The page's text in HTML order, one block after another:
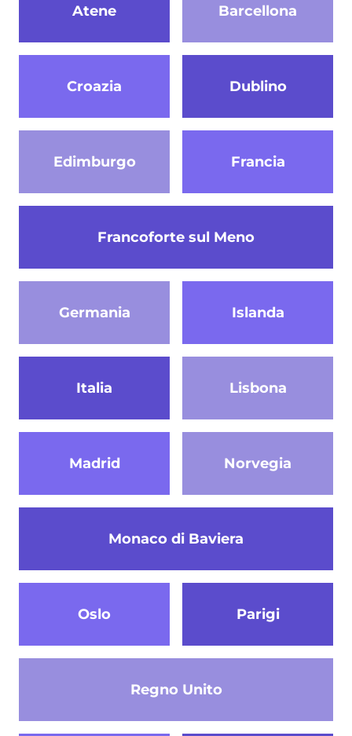
Atene Barcellona
Croazia Dublino
Edimburgo Francia
Francoforte sul Meno
Germania Islanda
Italia Lisbona
Madrid
Monaco di Baviera
Norvegia
Oslo Parigi
Regno Unito